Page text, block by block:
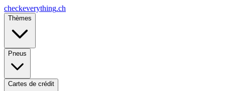
checkeverything.ch
Thèmes
Pneus
Cartes de crédit